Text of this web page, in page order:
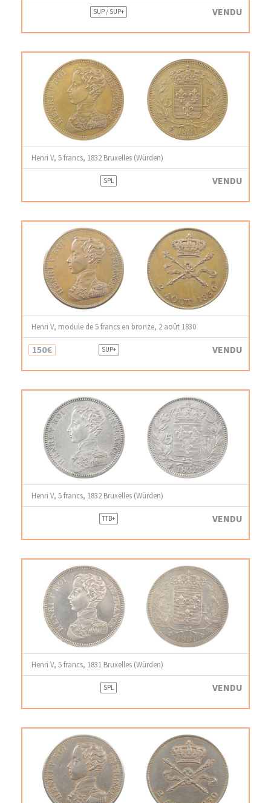
SUP / SUP+ VENDU
Henri V, 5 francs, 1832 Bruxelles (Würden)
SPL VENDU
Henri V, module de 5 francs en bronze, 2 août 1830
150€ SUP+ VENDU
Henri V, 5 francs, 1832 Bruxelles (Würden)
TTB+ VENDU
Henri V, 5 francs, 1831 Bruxelles (Würden)
SPL VENDU